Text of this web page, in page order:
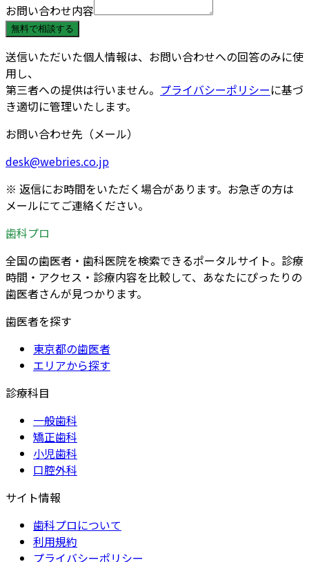
お問い合わせ内容
無料で相談する
送信いただいた個人情報は、お問い合わせへの回答のみに使
用し、
第三者への提供は行いません。 プライバシーポリシーに基づ
き適切に管理いたします。
お問い合わせ先（メール）
desk@webries.co.jp
※ 返信にお時間をいただく場合があります。お急ぎの方は
メールにてご連絡ください。
歯科プロ
全国の歯医者・歯科医院を検索できるポータルサイト。診療
時間・アクセス・診療内容を比較して、あなたにぴったりの
歯医者さんが見つかります。
歯医者を探す
東京都の歯医者
エリアから探す
診療科目
一般歯科
矯正歯科
小児歯科
口腔外科
サイト情報
歯科プロについて
利用規約
プライバシーポリシー